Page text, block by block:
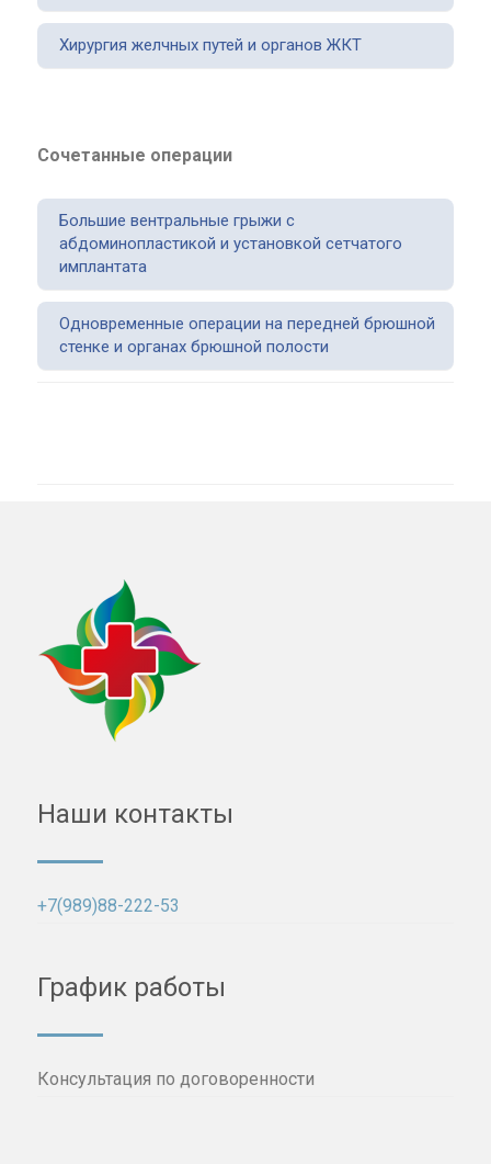
Хирургия желчных путей и органов ЖКТ
Сочетанные операции
Большие вентральные грыжи с
абдоминопластикой и установкой сетчатого
имплантата
Одновременные операции на передней брюшной
стенке и органах брюшной полости
Наши контакты
+7(989)88-222-53
График работы
Консультация по договоренности